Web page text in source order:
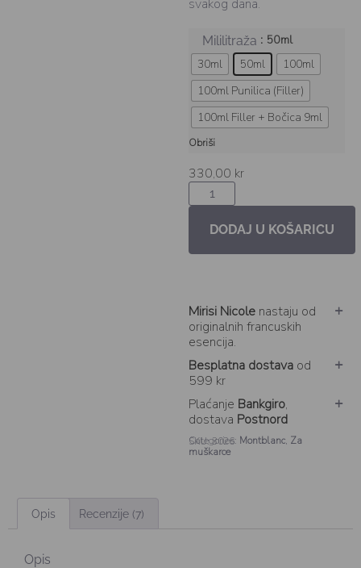
svakog dana.
Mililitraža : 50ml
30ml 50ml
100ml
100ml Punilica (Filler)
100ml Filler + Bočica 9ml
Obriši
330,00 kr
DODAJ U KOŠARICU
Mirisi Nicole nastaju od
originalnih francuskih
esencija.
Besplatna dostava od
599 kr
Plaćanje Bankgiro,
dostava Postnord
SKU: 3026
Categories: Montblanc, Za
muškarce
Opis Recenzije (7)
Opis